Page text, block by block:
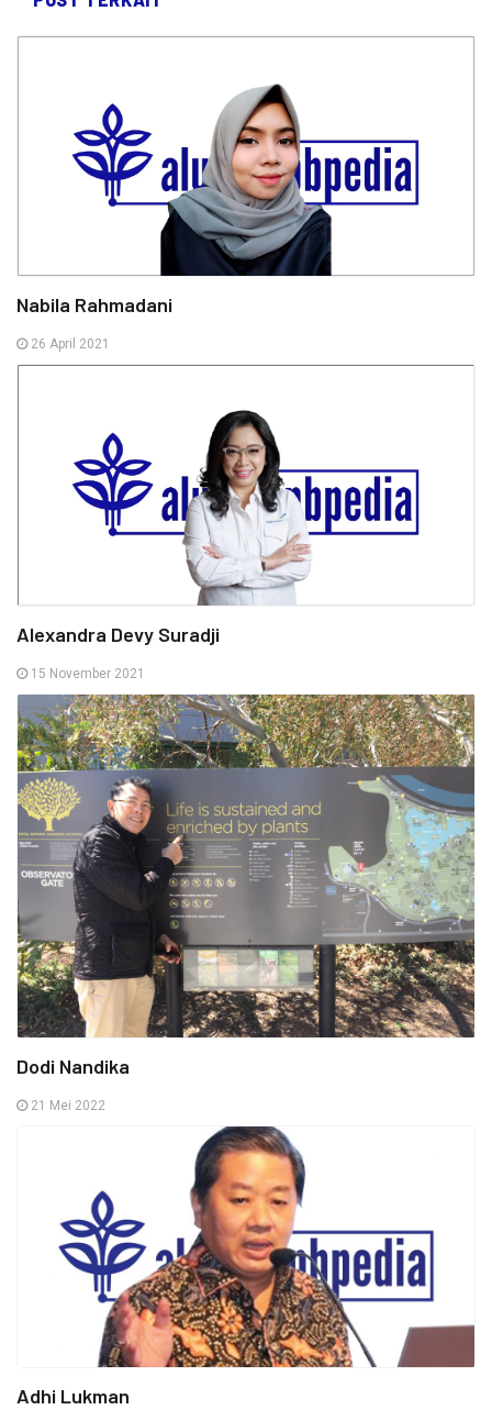
Nabila Rahmadani
26 April 2021
Alexandra Devy Suradji
15 November 2021
Dodi Nandika
21 Mei 2022
Adhi Lukman